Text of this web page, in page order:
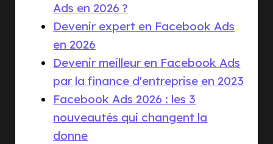
Ads en 2026 ?
Devenir expert en Facebook Ads
en 2026
Devenir meilleur en Facebook Ads
par la finance d'entreprise en 2023
Facebook Ads 2026 : les 3
nouveautés qui changent la
donne